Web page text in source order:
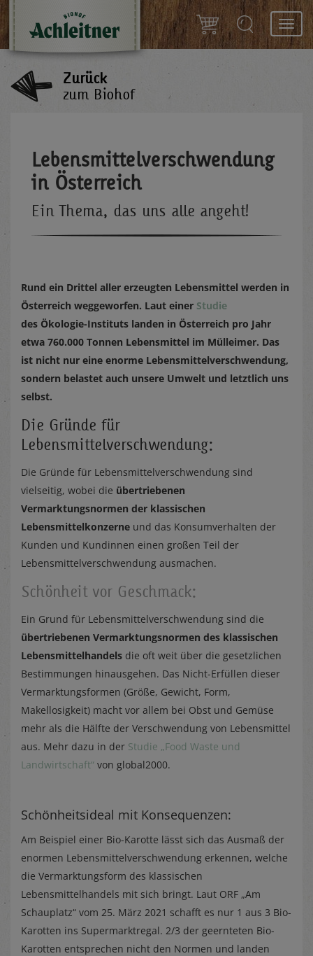
Zurück
zum Biohof
Lebensmittelverschwendung
in Österreich
Ein Thema, das uns alle angeht!
Rund ein Drittel aller erzeugten Lebensmittel werden in
Österreich weggeworfen. Laut einer Studie
des Ökologie-Instituts landen in Österreich pro Jahr
etwa 760.000 Tonnen Lebensmittel im Mülleimer. Das
ist nicht nur eine enorme Lebensmittelverschwendung,
sondern belastet auch unsere Umwelt und letztlich uns
selbst.
Die Gründe für
Lebensmittelverschwendung:
Die Gründe für Lebensmittelverschwendung sind
vielseitig, wobei die übertriebenen
Vermarktungsnormen der klassischen
Lebensmittelkonzerne und das Konsumverhalten der
Kunden und Kundinnen einen großen Teil der
Lebensmittelverschwendung ausmachen.
Schönheit vor Geschmack:
Ein Grund für Lebensmittelverschwendung sind die
übertriebenen Vermarktungsnormen des klassischen
Lebensmittelhandels die oft weit über die gesetzlichen
Bestimmungen hinausgehen. Das Nicht-Erfüllen dieser
Vermarktungsformen (Größe, Gewicht, Form,
Makellosigkeit) macht vor allem bei Obst und Gemüse
mehr als die Hälfte der Verschwendung von Lebensmittel
aus. Mehr dazu in der Studie „Food Waste und
Landwirtschaft“ von global2000.
Schönheitsideal mit Konsequenzen:
Am Beispiel einer Bio-Karotte lässt sich das Ausmaß der
enormen Lebensmittelverschwendung erkennen, welche
die Vermarktungsform des klassischen
Lebensmittelhandels mit sich bringt. Laut ORF „Am
Schauplatz“ vom 25. März 2021 schafft es nur 1 aus 3 Bio-
Karotten ins Supermarktregal. 2/3 der geernteten Bio-
Karotten entsprechen nicht den Normen und landen